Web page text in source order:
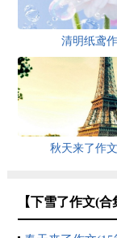
清明纸鸢
秋天来了作
【下雪了作文(